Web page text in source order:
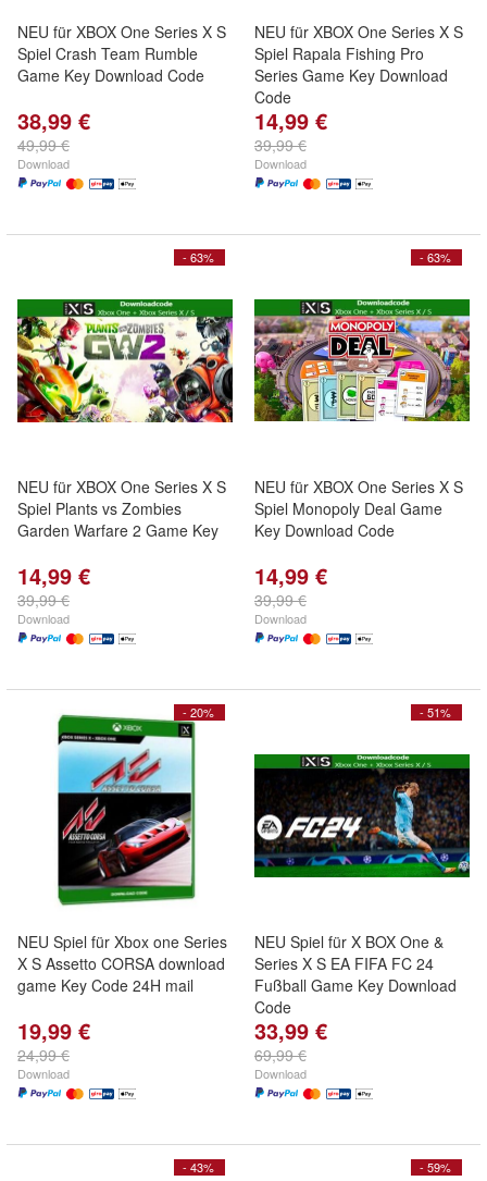
NEU für XBOX One Series X S
Spiel Crash Team Rumble
Game Key Download Code
38,99 €
49,99 €
Download
NEU für XBOX One Series X S
Spiel Rapala Fishing Pro
Series Game Key Download
Code
14,99 €
39,99 €
Download
- 63%
NEU für XBOX One Series X S
Spiel Plants vs Zombies
Garden Warfare 2 Game Key
14,99 €
39,99 €
Download
- 63%
NEU für XBOX One Series X S
Spiel Monopoly Deal Game
Key Download Code
14,99 €
39,99 €
Download
- 20%
NEU Spiel für Xbox one Series
X S Assetto CORSA download
game Key Code 24H mail
19,99 €
24,99 €
Download
- 51%
NEU Spiel für X BOX One &
Series X S EA FIFA FC 24
Fußball Game Key Download
Code
33,99 €
69,99 €
Download
- 43% - 59%